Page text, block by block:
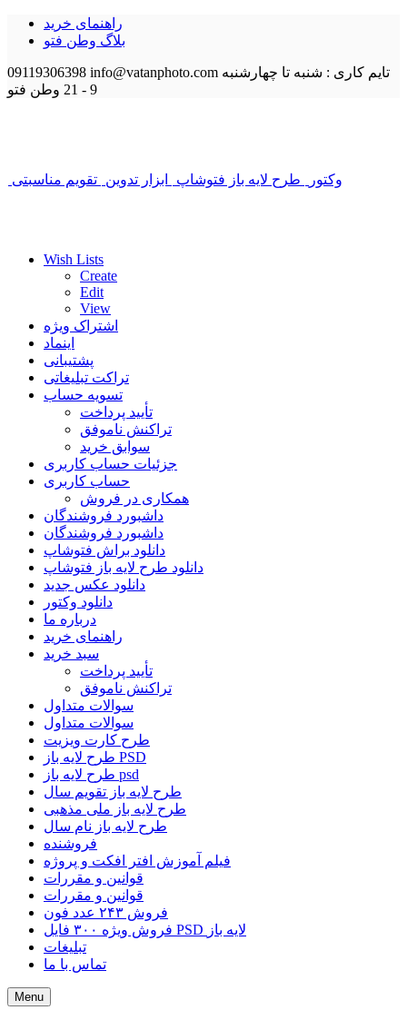
راهنمای خرید
بلاگ وطن فتو
09119306398 info@vatanphoto.com تایم کاری : شنبه تا چهارشنبه
9 - 21
وطن فتو
وکتور طرح لایه باز فتوشاپ ابزار تدوین تقویم مناسبتی
Wish Lists
Create
Edit
View
اشتراک ویژه
اینماد
پشتیبانی
تراکت تبلیغاتی
تسویه حساب
تأیید پرداخت
تراکنش ناموفق
سوابق خرید
جزئیات حساب کاربری
حساب کاربری
همکاری در فروش
داشبورد فروشندگان
داشبورد فروشندگان
دانلود براش فتوشاپ
دانلود طرح لایه باز فتوشاپ
دانلود عکس جدید
دانلود وکتور
درباره ما
راهنمای خرید
سبد خرید
تأیید پرداخت
تراکنش ناموفق
سوالات متداول
سوالات متداول
طرح کارت ویزیت
طرح لایه باز PSD
طرح لایه باز psd
طرح لایه باز تقویم سال
طرح لایه باز ملی مذهبی
طرح لایه باز نام سال
فروشنده
فیلم آموزش افتر افکت و پروژه
قوانین و مقررات
قوانین و مقررات
فروش ۲۴۳ عدد فون
فروش ویژه ۳۰۰ فایل PSD لایه باز
تبلیغات
تماس با ما
Menu